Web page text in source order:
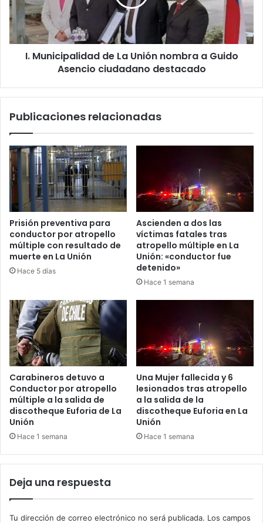
nombra
a
Guido
Asencio
ciudadano
I. Municipalidad de La Unión nombra a Guido
Asencio ciudadano destacado
Publicaciones relacionadas
Prisión preventiva para
conductor por atropello
múltiple con resultado de
muerte en La Unión
Hace 5 días
Ascienden a dos las
víctimas fatales tras
atropello múltiple en La
Unión: «conductor fue
detenido»
Hace 1 semana
Carabineros detuvo a
Conductor por atropello
múltiple a la salida de
discotheque Euforia de La
Unión
Hace 1 semana
Una Mujer fallecida y 6
lesionados tras atropello
a la salida de la
discotheque Euforia en La
Unión
Hace 1 semana
Deja una respuesta
Tu dirección de correo electrónico no será publicada. Los campos